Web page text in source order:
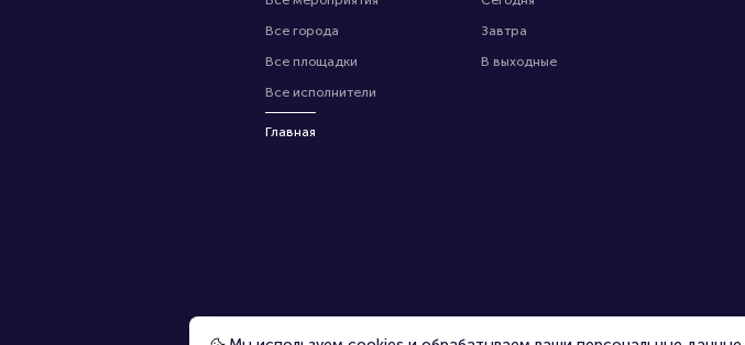
Все города
Все площадки
Все исполнители
Главная
Завтра
В выходные